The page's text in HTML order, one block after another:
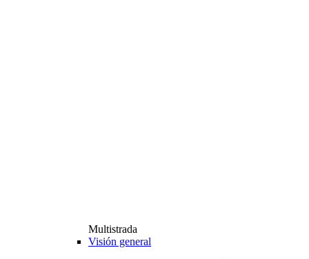
Multistrada
Visión general